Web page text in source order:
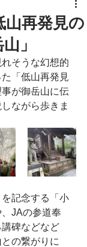
山再発見の
」
そうな幻想的
「低山再発見
が御岳山に伝
ながら歩きま
記念する「小
JAの参道奉
碑などなど
の繋がりに